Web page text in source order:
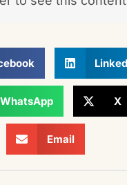
WhatsApp X
Email